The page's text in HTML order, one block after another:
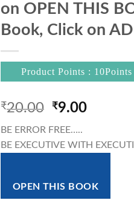
on OPEN THIS
Book, Click on
Product Points : 10Points
₹20.00 Original
was:
₹20.00.
₹9.00Current
₹9.00.
BE ERROR FREE…..
BE EXECUTIVE WITH
OPEN THIS BOOK